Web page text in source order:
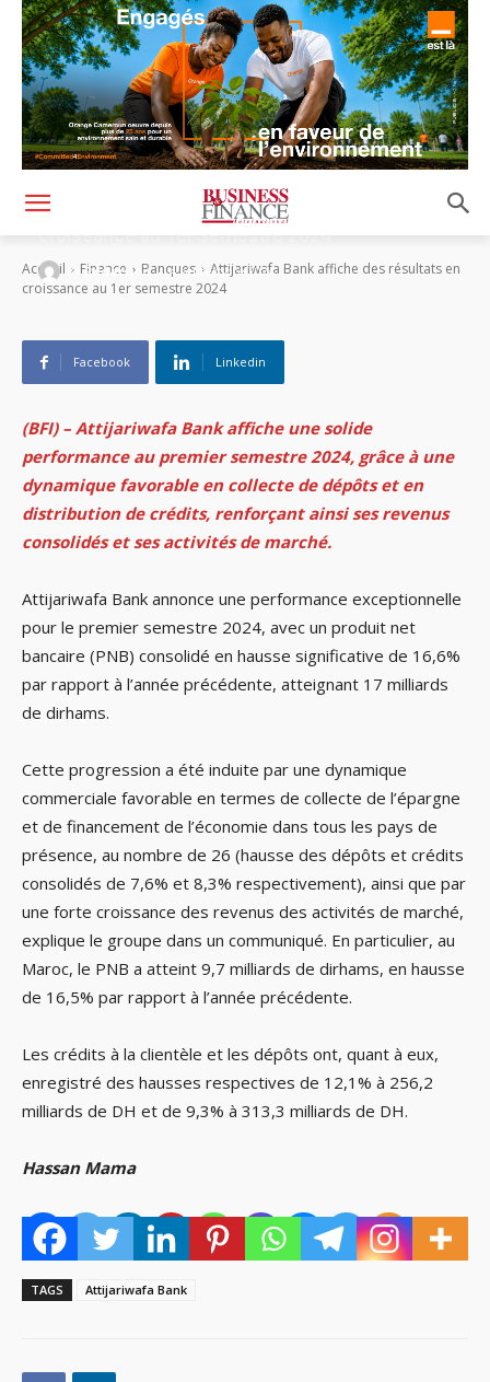
Accueil Finance Banques
Attijariwafa Bank affiche des résultats en
croissance au 1er semestre 2024
Attijariwafa Bank affiche des résultats en
croissance au 1er semestre 2024
By Rédaction - 4 septembre 2024
Facebook Linkedin
(BFI) – Attijariwafa Bank affiche une solide
performance au premier semestre 2024, grâce à une
dynamique favorable en collecte de dépôts et en
distribution de crédits, renforçant ainsi ses revenus
consolidés et ses activités de marché.
Attijariwafa Bank annonce une performance exceptionnelle
pour le premier semestre 2024, avec un produit net
bancaire (PNB) consolidé en hausse significative de 16,6%
par rapport à l’année précédente, atteignant 17 milliards
de dirhams.
Cette progression a été induite par une dynamique
commerciale favorable en termes de collecte de l’épargne
et de financement de l’économie dans tous les pays de
présence, au nombre de 26 (hausse des dépôts et crédits
consolidés de 7,6% et 8,3% respectivement), ainsi que par
une forte croissance des revenus des activités de marché,
explique le groupe dans un communiqué. En particulier, au
Maroc, le PNB a atteint 9,7 milliards de dirhams, en hausse
de 16,5% par rapport à l’année précédente.
Les crédits à la clientèle et les dépôts ont, quant à eux,
enregistré des hausses respectives de 12,1% à 256,2
milliards de DH et de 9,3% à 313,3 milliards de DH.
Hassan Mama
TAGS Attijariwafa Bank